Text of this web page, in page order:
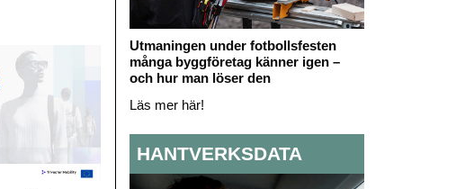
Utmaningen under fotbollsfesten
många byggföretag känner igen –
och hur man löser den
Läs mer här!
HANTVERKSDATA